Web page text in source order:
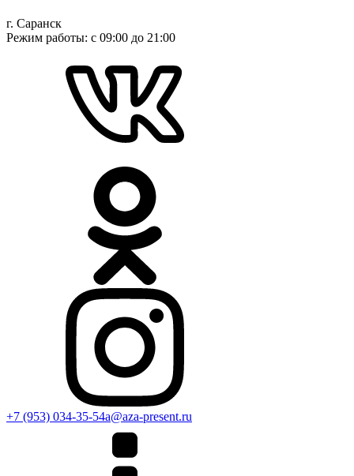
000 ₽.
г. Саранск
Режим работы: с 09:00 до 21:00
+7 (953) 034-35-54a@aza-present.ru